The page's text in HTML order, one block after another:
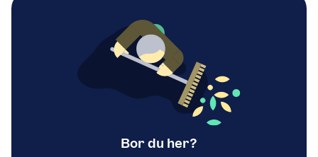
Bor du her?